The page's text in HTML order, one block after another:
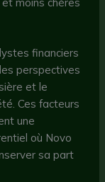
moins chères
financiers
perspectives
et le
Ces facteurs
une
où Novo
sa part